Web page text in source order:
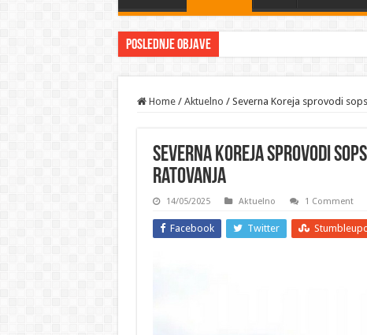
Poslednje objave
Home / Aktuelno / Severna Koreja sprovodi
Severna Koreja sprovodi
ratovanja
14/05/2025 Aktuelno 1 Comment
Facebook Twitter